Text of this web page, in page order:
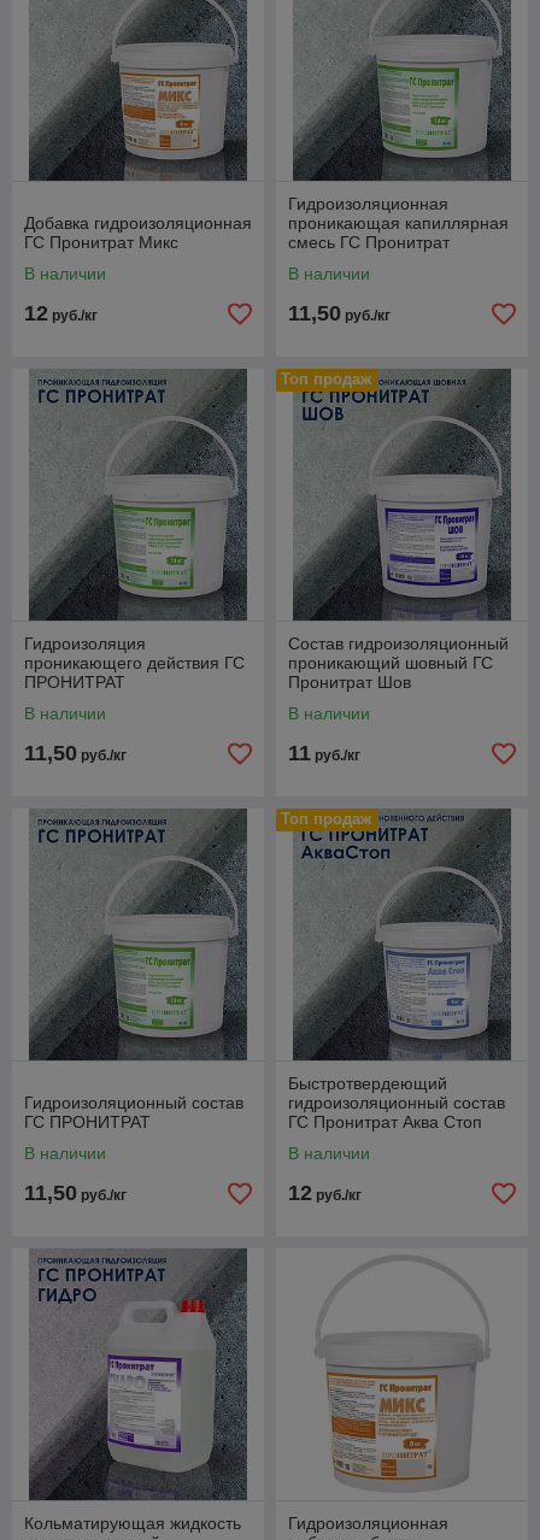
Добавка гидроизоляционная
ГС Пронитрат Микс
В наличии
12 руб./кг
Гидроизоляционная
проникающая капиллярная
смесь ГС Пронитрат
В наличии
11,50 руб./кг
Гидроизоляция
проникающего действия ГС
ПРОНИТРАТ
В наличии
11,50 руб./кг
Топ продаж
Состав гидроизоляционный
проникающий шовный ГС
Пронитрат Шов
В наличии
11 руб./кг
Гидроизоляционный состав
ГС ПРОНИТРАТ
В наличии
11,50 руб./кг
Топ продаж
Быстротвердеющий
гидроизоляционный состав
ГС Пронитрат Аква Стоп
В наличии
12 руб./кг
Кольматирующая жидкость
Гидроизоляционная